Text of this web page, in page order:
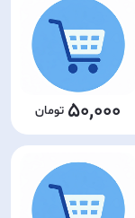
50,000